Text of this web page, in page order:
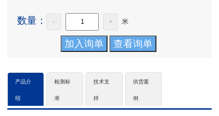
数量：
- + 米
产品介
绍
检测标
准
技术支
持
供货案
例